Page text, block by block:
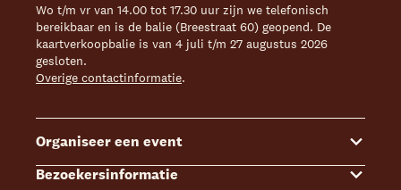
Wo t/m vr van 14.00 tot 17.30 uur zijn we telefonisch
bereikbaar en is de balie (Breestraat 60) geopend. De
kaartverkoopbalie is van 4 juli t/m 27 augustus 2026
gesloten.
Overige contactinformatie.
Organiseer een event
Events
Bezoekersinformatie